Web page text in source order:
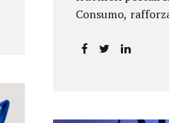
Consumo,
possibilità di